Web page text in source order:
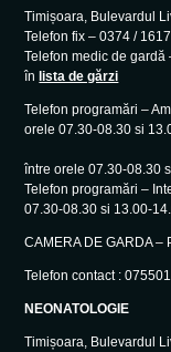
Timișoara, Bulevardul
Telefon fix – 0374 /
Telefon medic de
în lista de gărzi
Telefon programări –
orele 07.30-08.30 si
– 0752
între orele 07.30-08.30
Telefon programări –
07.30-08.30 si 13.00-
CAMERA DE GARDA –
Telefon contact :
NEONATOLOGIE
Timișoara, Bulevardul